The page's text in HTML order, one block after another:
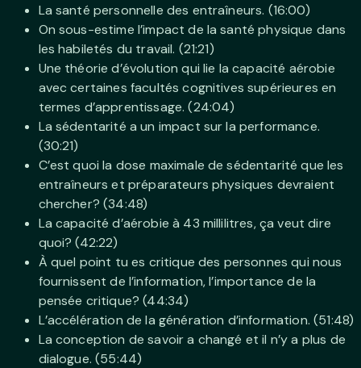
La santé personnelle des entraîneurs. (16:00)
On sous-estime l’impact de la santé physique dans
les habiletés du travail. (21:21)
Une théorie d’évolution qui lie la capacité aérobie
avec certaines facultés cognitives supérieures en
termes d’apprentissage. (24:04)
La sédentarité a un impact sur la performance.
(30:21)
C’est quoi la dose maximale de sédentarité que les
entraîneurs et préparateurs physiques devraient
chercher? (34:48)
La capacité d’aérobie à 43 millilitres, ça veut dire
quoi? (42:22)
À quel point tu es critique des personnes qui nous
fournissent de l’information, l’importance de la
pensée critique? (44:34)
L’accélération de la génération d’information. (51:48)
La conception de savoir a changé et il n’y a plus de
dialogue. (55:44)